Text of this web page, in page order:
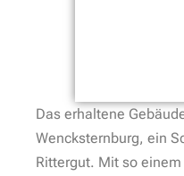
Das erhaltene
Wencksternburg, ein
Rittergut. Mit so